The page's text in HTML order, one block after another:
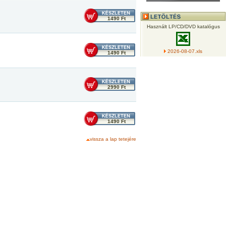
1490 Ft
1490 Ft
2990 Ft
1490 Ft
vissza a lap tetejére
Használt LP/CD/DVD katalógus
2026-08-07.xls